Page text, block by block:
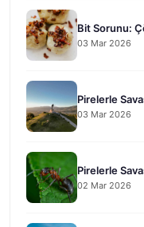
Bit Sorunu:
03 Mar 2026
Pirelerle
03 Mar 2026
Pirelerle
02 Mar 2026